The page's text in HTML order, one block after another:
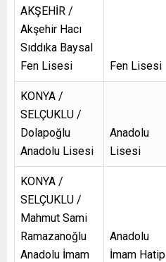
AKŞEHİR /
Akşehir Hacı
Sıddıka Baysal
Fen Lisesi
Fen Lisesi
KONYA /
SELÇUKLU /
Dolapoğlu
Anadolu Lisesi
Anadolu
Lisesi
KONYA /
SELÇUKLU /
Mahmut Sami
Ramazanoğlu
Anadolu İmam
Anadolu
İmam Hatip